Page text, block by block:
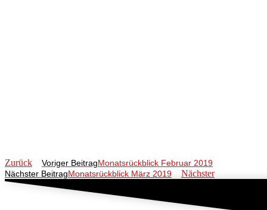
Zurück Voriger BeitragMonatsrückblick Februar 2019
Nächster BeitragMonatsrückblick März 2019 Nächster